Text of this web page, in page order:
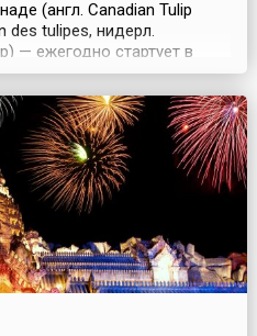
(англ. Canadian Tulip
des tulipes, нидерл.
— ежегодно стартует в
и длится около двух
столица утопает в
которые по давней
благодарные гол...